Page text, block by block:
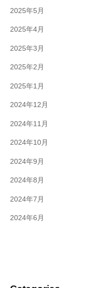
2025年5月
2025年4月
2025年3月
2025年2月
2025年1月
2024年12月
2024年11月
2024年10月
2024年9月
2024年8月
2024年7月
2024年6月